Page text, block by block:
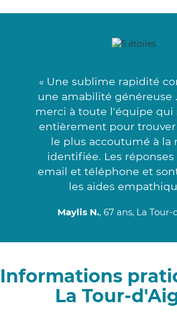
« Une sublime rapidité
une amabilité généreuse
merci à toute l'équipe
entièrement pour
le plus accoutumé à la
identifiée. Les
email et téléphone et
les aides
Maylis N., 67 ans, La
Informations
La Tour-